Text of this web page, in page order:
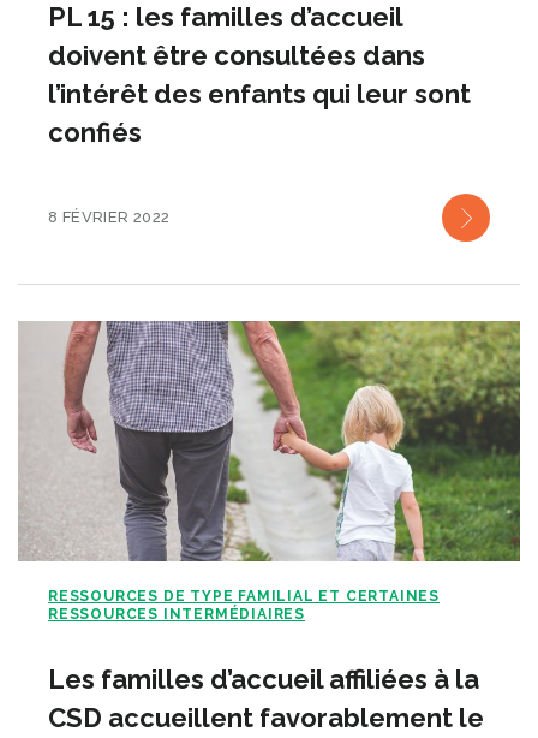
PL 15 : les familles d’accueil
doivent être consultées dans
l’intérêt des enfants qui leur sont
confiés
8 FÉVRIER 2022
RESSOURCES DE TYPE FAMILIAL ET CERTAINES
RESSOURCES INTERMÉDIAIRES
Les familles d’accueil affiliées à la
CSD accueillent favorablement le